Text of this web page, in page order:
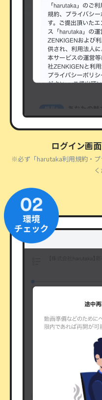
ログイン画
※必ず「harutaka利用規約・